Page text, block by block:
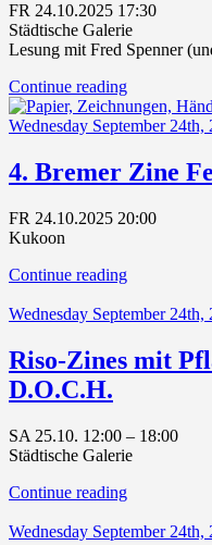
FR 24.10.2025 17:30
Städtische Galerie
Lesung mit Fred Spenner
Continue reading
Wednesday September 24th,
4. Bremer Zine
FR 24.10.2025 20:00
Kukoon
Continue reading
Wednesday September 24th,
Riso-Zines mit
D.O.C.H.
SA 25.10. 12:00 – 18:00
Städtische Galerie
Continue reading
Wednesday September 24th,